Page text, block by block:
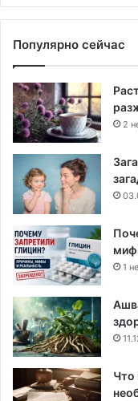
Популярно сейчас
2
1
Что